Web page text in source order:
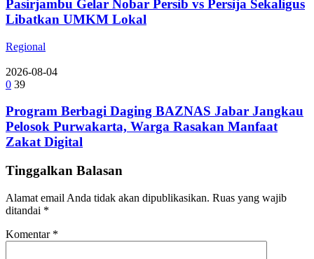
Pasirjambu Gelar Nobar Persib vs Persija Sekaligus
Libatkan UMKM Lokal
Regional
2026-08-04
0 39
Program Berbagi Daging BAZNAS Jabar Jangkau
Pelosok Purwakarta, Warga Rasakan Manfaat
Zakat Digital
Tinggalkan Balasan
Alamat email Anda tidak akan dipublikasikan. Ruas yang wajib
ditandai *
Komentar *